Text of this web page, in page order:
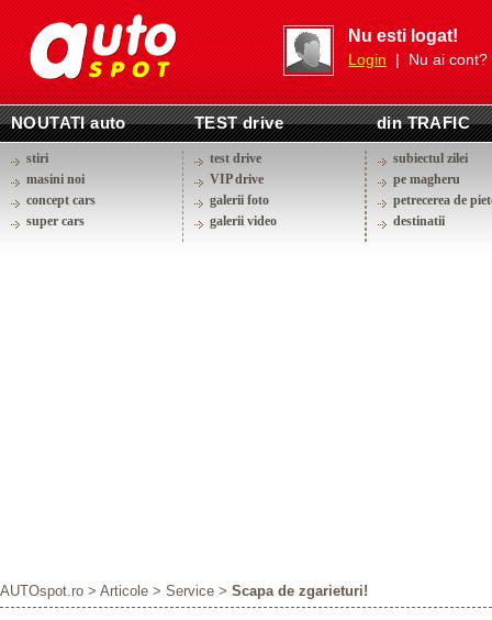
Nu esti logat!
Login| Nu ai cont?
NOUTATI auto TEST drive din TRAFIC
stiri
masini noi
concept cars
super cars
test drive
VIP drive
galerii foto
galerii video
subiectul zilei
pe magheru
petrecerea de
destinatii
AUTOspot.ro > Articole > Service > Scapa de zgarieturi!